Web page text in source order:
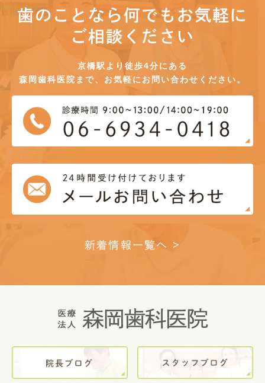
歯のことなら何でもお気軽に
ご相談ください
京橋駅より徒歩4分にある
森岡歯科医院まで、お気軽にお問い合わせください。
新着情報一覧へ >